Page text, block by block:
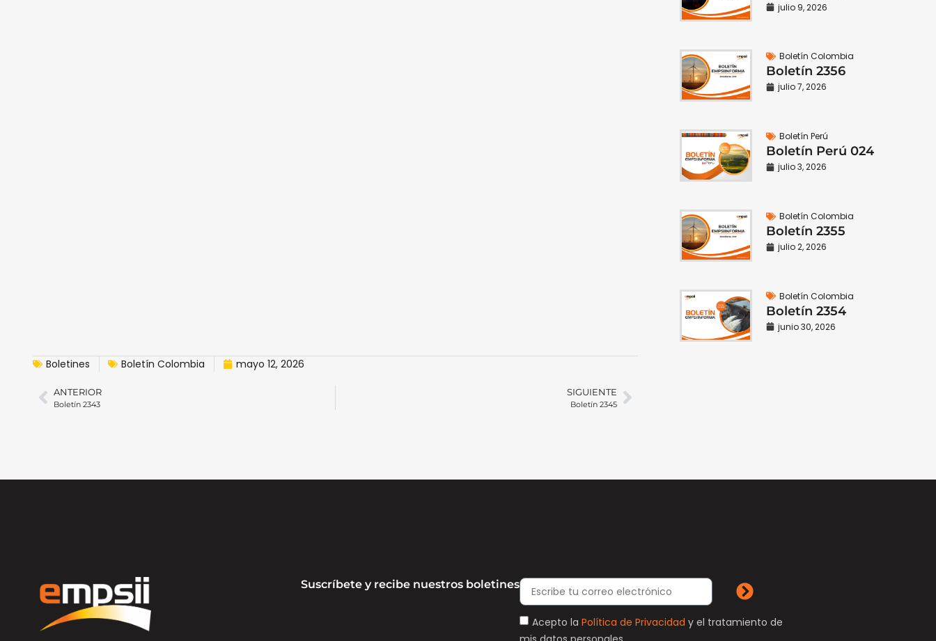
Boletines Boletín Colombia mayo 12, 2026
ANTERIOR
Boletín 2343
SIGUIENTE
Boletín 2345
julio 9, 2026
Boletín Colombia
Boletín 2356
julio 7, 2026
Boletín Perú
Boletín Perú 024
julio 3, 2026
Boletín Colombia
Boletín 2355
julio 2, 2026
Boletín Colombia
Boletín 2354
junio 30, 2026
Suscríbete y recibe nuestros boletines
Acepto la Política de Privacidad y el tratamiento de